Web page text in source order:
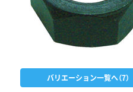
バリエーション一覧へ（7）